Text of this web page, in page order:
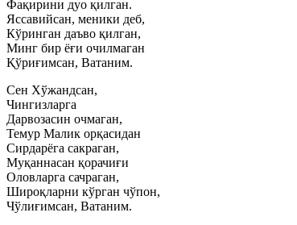
Фақирини дуо қилган.
Яссавийсан, меники деб,
Кўринган даъво қилган,
Минг бир ёғи очилмаган
Қўриғимсан, Ватаним.
Сен Хўжандсан,
Чингизларга
Дарвозасин очмаган,
Темур Малик орқасидан
Сирдарёга сакраган,
Муқаннасан қорачиғи
Оловларга сачраган,
Широқларни кўрган чўпон,
Чўлиғимсан, Ватаним.